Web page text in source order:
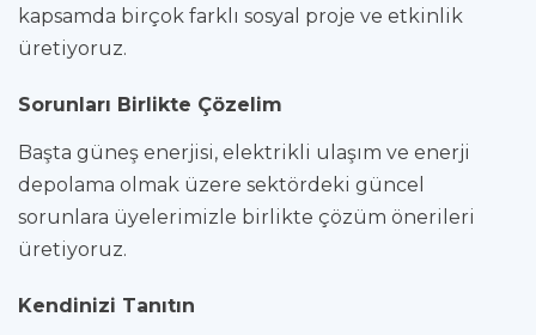
kapsamda birçok farklı sosyal proje ve etkinlik
üretiyoruz.
Sorunları Birlikte Çözelim
Başta güneş enerjisi, elektrikli ulaşım ve enerji
depolama olmak üzere sektördeki güncel
sorunlara üyelerimizle birlikte çözüm önerileri
üretiyoruz.
Kendinizi Tanıtın